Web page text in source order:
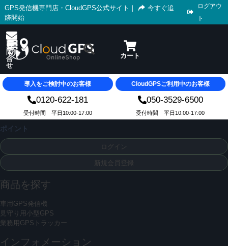
GPS発信機専門店・CloudGPS公式サイト ｜
今すぐ追
跡開始
ログアウ
ト
導入をご検討中のお客様 CloudGPSご利用中のお客様
0120-622-181 050-3529-6500
受付時間 平日10:00-17:00 受付時間 平日10:00-17:00
ポイント
ログイン
新規会員登録
商品を探す
車用GPS発信機
見守り用小型GPS
業務用GPSトラッカー
インフォメーション